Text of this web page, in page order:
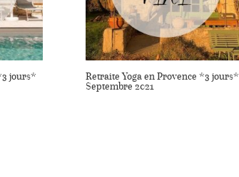
jours*
Retraite Yoga en Provence *3 jours*
Septembre 2021